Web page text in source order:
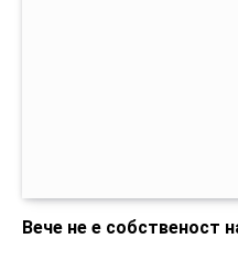
Вече не е собственост